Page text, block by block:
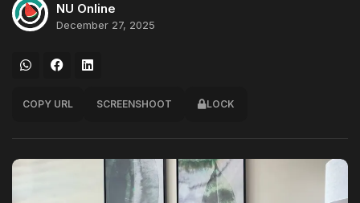
NU Online
December 27, 2025
COPY URL SCREENSHOOT LOCK